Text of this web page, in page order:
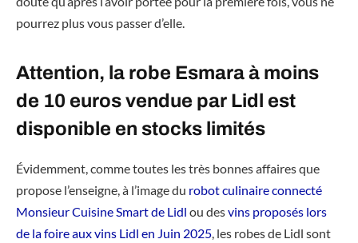
pourrez plus vous passer d’elle.
Attention, la robe Esmara à moins
de 10 euros vendue par Lidl est
disponible en stocks limités
Évidemment, comme toutes les très bonnes affaires que
propose l’enseigne, à l’image du robot culinaire connecté
Monsieur Cuisine Smart de Lidl ou desvins proposés lors
de la foire aux vins Lidl en Juin 2025 , les robes de Lidl sont